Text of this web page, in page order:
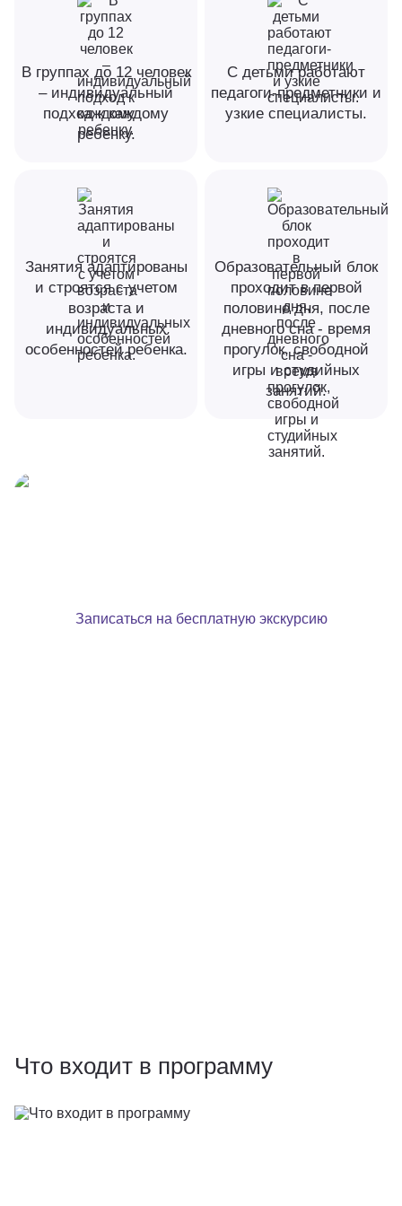
В группах до 12 человек
– индивидуальный
подход к каждому
ребенку.
С детьми работают
педагоги-предметники и
узкие специалисты.
Занятия адаптированы
и строятся с учетом
возраста и
индивидуальных
особенностей ребенка.
Образовательный блок
проходит в первой
половине дня, после
дневного сна - время
прогулок, свободной
игры и студийных
занятий.
Записаться на бесплатную экскурсию
Что входит в программу